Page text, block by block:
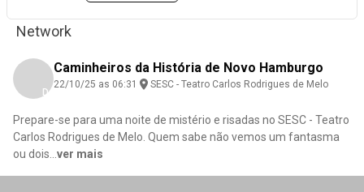
Network
Download here
Caminheiros da História de Novo Hamburgo
22/10/25 as 06:31 SESC - Teatro Carlos Rodrigues de Melo
Prepare-se para uma noite de mistério e risadas no SESC - Teatro
Carlos Rodrigues de Melo. Quem sabe não vemos um fantasma
ou dois
ver mais